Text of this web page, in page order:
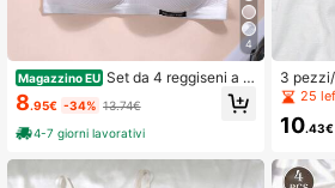
4
Magazzino EU Set da 4 reggiseni a tri
angolo con costine per ragazze ado
lescenti, comodi e traspiranti, adatti
per ragazze di età compresa tra 13
e 16 anni
8.95€ -34% 13.74€
4-7 giorni lavorativi
3
ghe per
nni
25
10.43€